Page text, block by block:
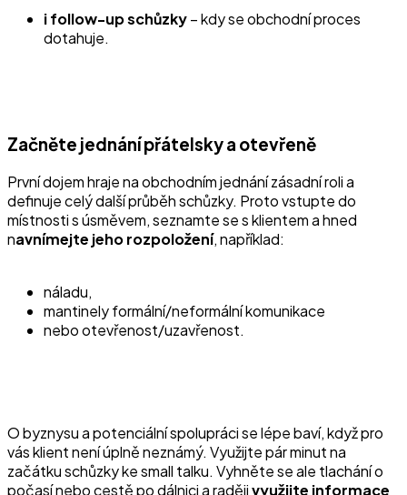
i follow-up schůzky– kdy se obchodní proces
dotahuje.
Začněte jednání přátelsky a otevřeně
První dojem hraje na obchodním jednání zásadní roli a
definuje celý další průběh schůzky. Proto vstupte do
místnosti s úsměvem, seznamte se s klientem a hned
navnímejte jeho rozpoložení, například:
náladu,
mantinely formální/neformální komunikace
nebo otevřenost/uzavřenost.
O byznysu a potenciální spolupráci se lépe baví, když pro
vás klient není úplně neznámý. Využijte pár minut na
začátku schůzky ke small talku. Vyhněte se ale tlachání o
počasí nebo cestě po dálnici a radějivyužijte informace